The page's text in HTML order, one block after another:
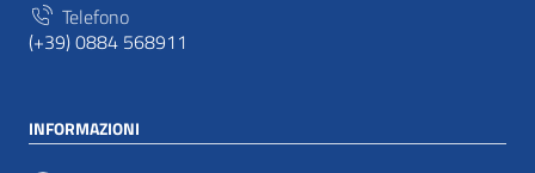
Telefono
(+39) 0884 568911
INFORMAZIONI